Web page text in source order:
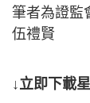
筆者為證監
伍禮賢
↓立即下載